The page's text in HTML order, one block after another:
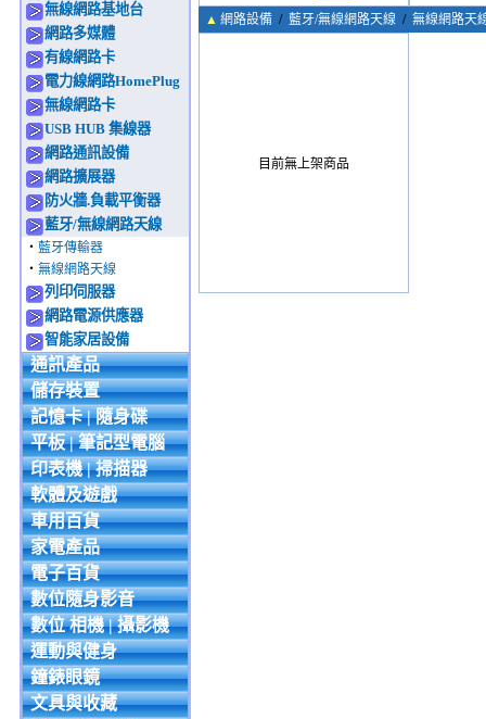
無線網路基地台
網路多媒體
有線網路卡
電力線網路HomePlug
無線網路卡
USB HUB 集線器
網路通訊設備
網路擴展器
防火牆.負載平衡器
藍牙/無線網路天線
‧ 藍牙傳輸器
‧ 無線網路天線
列印伺服器
網路電源供應器
智能家居設備
通訊產品
儲存裝置
記憶卡 | 隨身碟
平板 | 筆記型電腦
印表機 | 掃描器
軟體及遊戲
車用百貨
家電產品
電子百貨
數位隨身影音
數位 相機 | 攝影機
運動與健身
鐘錶眼鏡
文具與收藏
▲ 網路設備 / 藍牙/無線網路天線 / 無線網路天
目前無上架商品